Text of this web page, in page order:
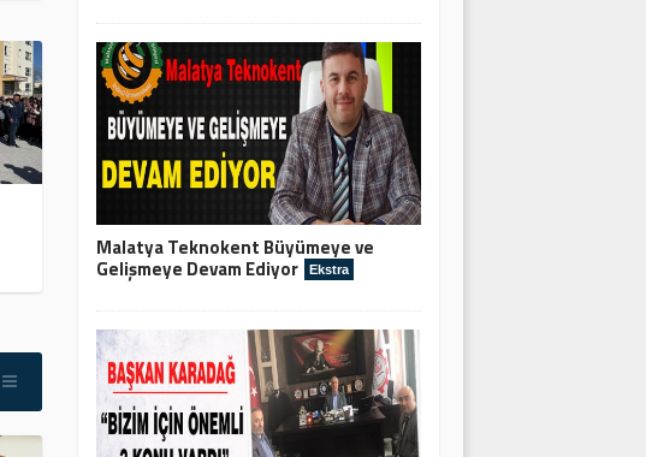
Malatya Teknokent Büyümeye ve
Gelişmeye Devam Ediyor Ekstra